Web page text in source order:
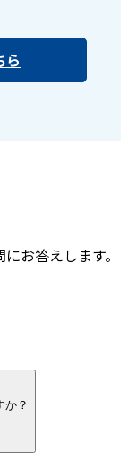
ら
お答えします。
か？